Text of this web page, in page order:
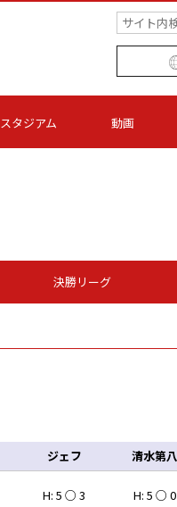
スタジアム 動画
決勝リーグ
ジェフ 清水第八
H: 5 ○ 3 H: 5 ○ 0